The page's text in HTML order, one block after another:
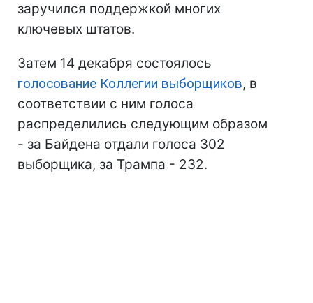
заручился поддержкой многих
ключевых штатов.
Затем 14 декабря состоялось
голосование Коллегии выборщиков, в
соответствии с ним голоса
распределились следующим образом
- за Байдена отдали голоса 302
выборщика, за Трампа - 232.